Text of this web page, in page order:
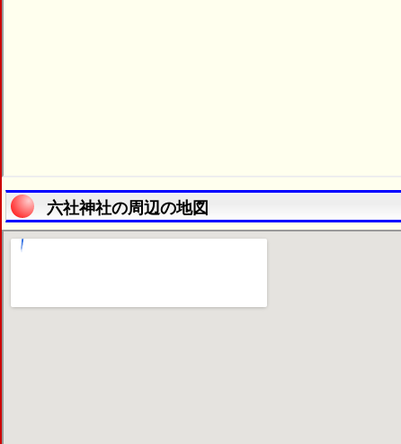
六社神社の周辺の地図